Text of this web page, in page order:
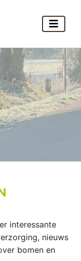
interessante
nieuws
bomen en